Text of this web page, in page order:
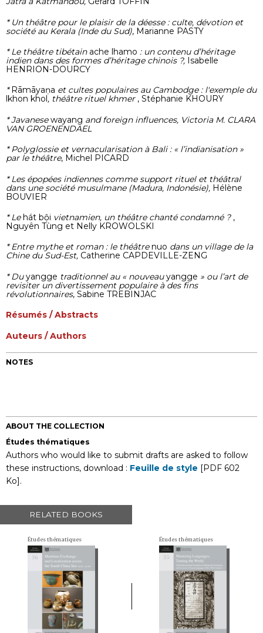
* Un théâtre pour le plaisir de la déesse : culte, dévotion et
société au Kerala (Inde du Sud), Marianne PASTY
* Le théâtre tibétain ache lhamo : un contenu d’héritage
indien dans des formes d’héritage chinois ?, Isabelle
HENRION-DOURCY
* Rāmāyaṇa et cultes populaires au Cambodge : l'exemple du
lkhon khol , théâtre rituel khmer, Stéphanie KHOURY
* Javanesewayang and foreign influences, Victoria M. CLARA
VAN GROENENDAEL
* Polyglossie et vernacularisation à Bali : « l’indianisation »
par le théâtre, Michel PICARD
* Les épopées indiennes comme support rituel et théâtral
dans une société musulmane (Madura, Indonésie), Hélène
BOUVIER
* Lehát bội vietnamien, un théâtre chanté condamné ?,
Nguyên Tùng et Nelly KROWOLSKI
* Entre mythe et roman : le théâtrenuo dans un village de la
Chine du Sud-Est, Catherine CAPDEVILLE-ZENG
* Duyangge traditionnel au « nouveauyangge » ou l’art de
revisiter un divertissement populaire à des fins
révolutionnaires, Sabine TREBINJAC
Résumés / Abstracts
Auteurs / Authors
NOTES
ABOUT THE COLLECTION
Études thématiques
Authors who would like to submit drafts are asked to follow
these instructions, download : Feuille de style [PDF 602
Ko].
RELATED BOOKS
Études thématiques Études thématiques